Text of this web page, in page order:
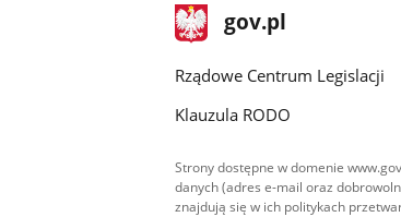
stopka
gov.pl Strona
gov.pl
Rządowe Centrum Legislacji
Klauzula RODO
Strony dostępne w domenie
danych (adres e-mail oraz
znajdują się w ich politykach